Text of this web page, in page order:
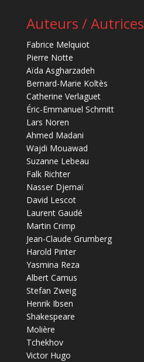
Auteurs / Autrices
Fabrice Melquiot
Pierre Notte
Aïda Asgharzadeh
Bernard-Marie Koltès
Catherine Verlaguet
Éric-Emmanuel Schmitt
Lars Noren
Ahmed Madani
Wajdi Mouawad
Suzanne Lebeau
Falk Richter
Nasser Djemaï
David Lescot
Laurent Gaudé
Martin Crimp
Jean-Claude Grumberg
Harold Pinter
Yasmina Reza
Albert Camus
Stefan Zweig
Henrik Ibsen
Shakespeare
Molière
Tchekhov
Victor Hugo